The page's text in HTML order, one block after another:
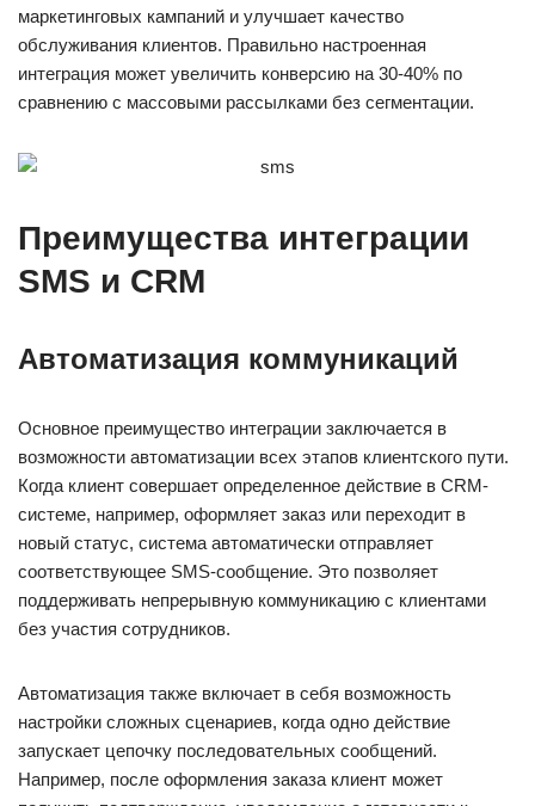
маркетинговых кампаний и улучшает качество
обслуживания клиентов. Правильно настроенная
интеграция может увеличить конверсию на 30-40% по
сравнению с массовыми рассылками без сегментации.
Преимущества интеграции
SMS и CRM
Автоматизация коммуникаций
Основное преимущество интеграции заключается в
возможности автоматизации всех этапов клиентского пути.
Когда клиент совершает определенное действие в CRM-
системе, например, оформляет заказ или переходит в
новый статус, система автоматически отправляет
соответствующее SMS-сообщение. Это позволяет
поддерживать непрерывную коммуникацию с клиентами
без участия сотрудников.
Автоматизация также включает в себя возможность
настройки сложных сценариев, когда одно действие
запускает цепочку последовательных сообщений.
Например, после оформления заказа клиент может